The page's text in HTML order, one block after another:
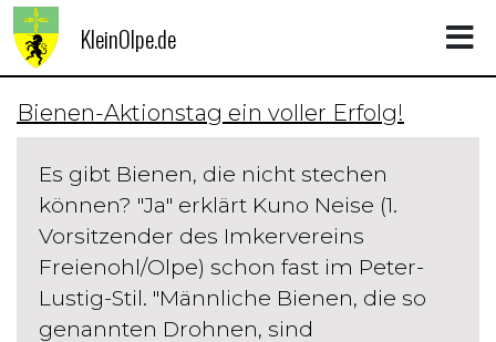
KleinOlpe.de
Bienen-Aktionstag ein voller Erfolg!
Es gibt Bienen, die nicht stechen
können? "Ja" erklärt Kuno Neise (1.
Vorsitzender des Imkervereins
Freienohl/Olpe) schon fast im Peter-
Lustig-Stil. "Männliche Bienen, die so
genannten Drohnen, sind